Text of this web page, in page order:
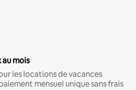
mois
les locations de vacances
mensuel unique sans frais